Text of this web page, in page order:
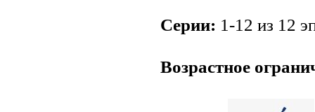
Серии: 1-12 из 12
Возрастное